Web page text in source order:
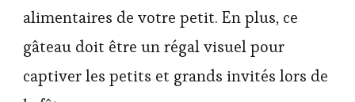
alimentaires de votre petit. En plus, ce
gâteau doit être un régal visuel pour
captiver les petits et grands invités lors de